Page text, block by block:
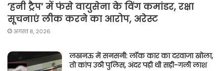
‘हनी ट्रैप’ में फंसे वायुसेना के विंग कमांडर, रक्षा
सूचनाएं लीक करने का आरोप, अरेस्ट
अगस्त 8, 2026
लखनऊ में सनसनी: लॉक कार का दरवाजा खोला,
तो कांप उठी पुलिस, अंदर पड़ी थी सड़ी-गली लाश